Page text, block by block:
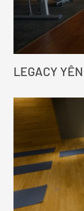
LEGACY